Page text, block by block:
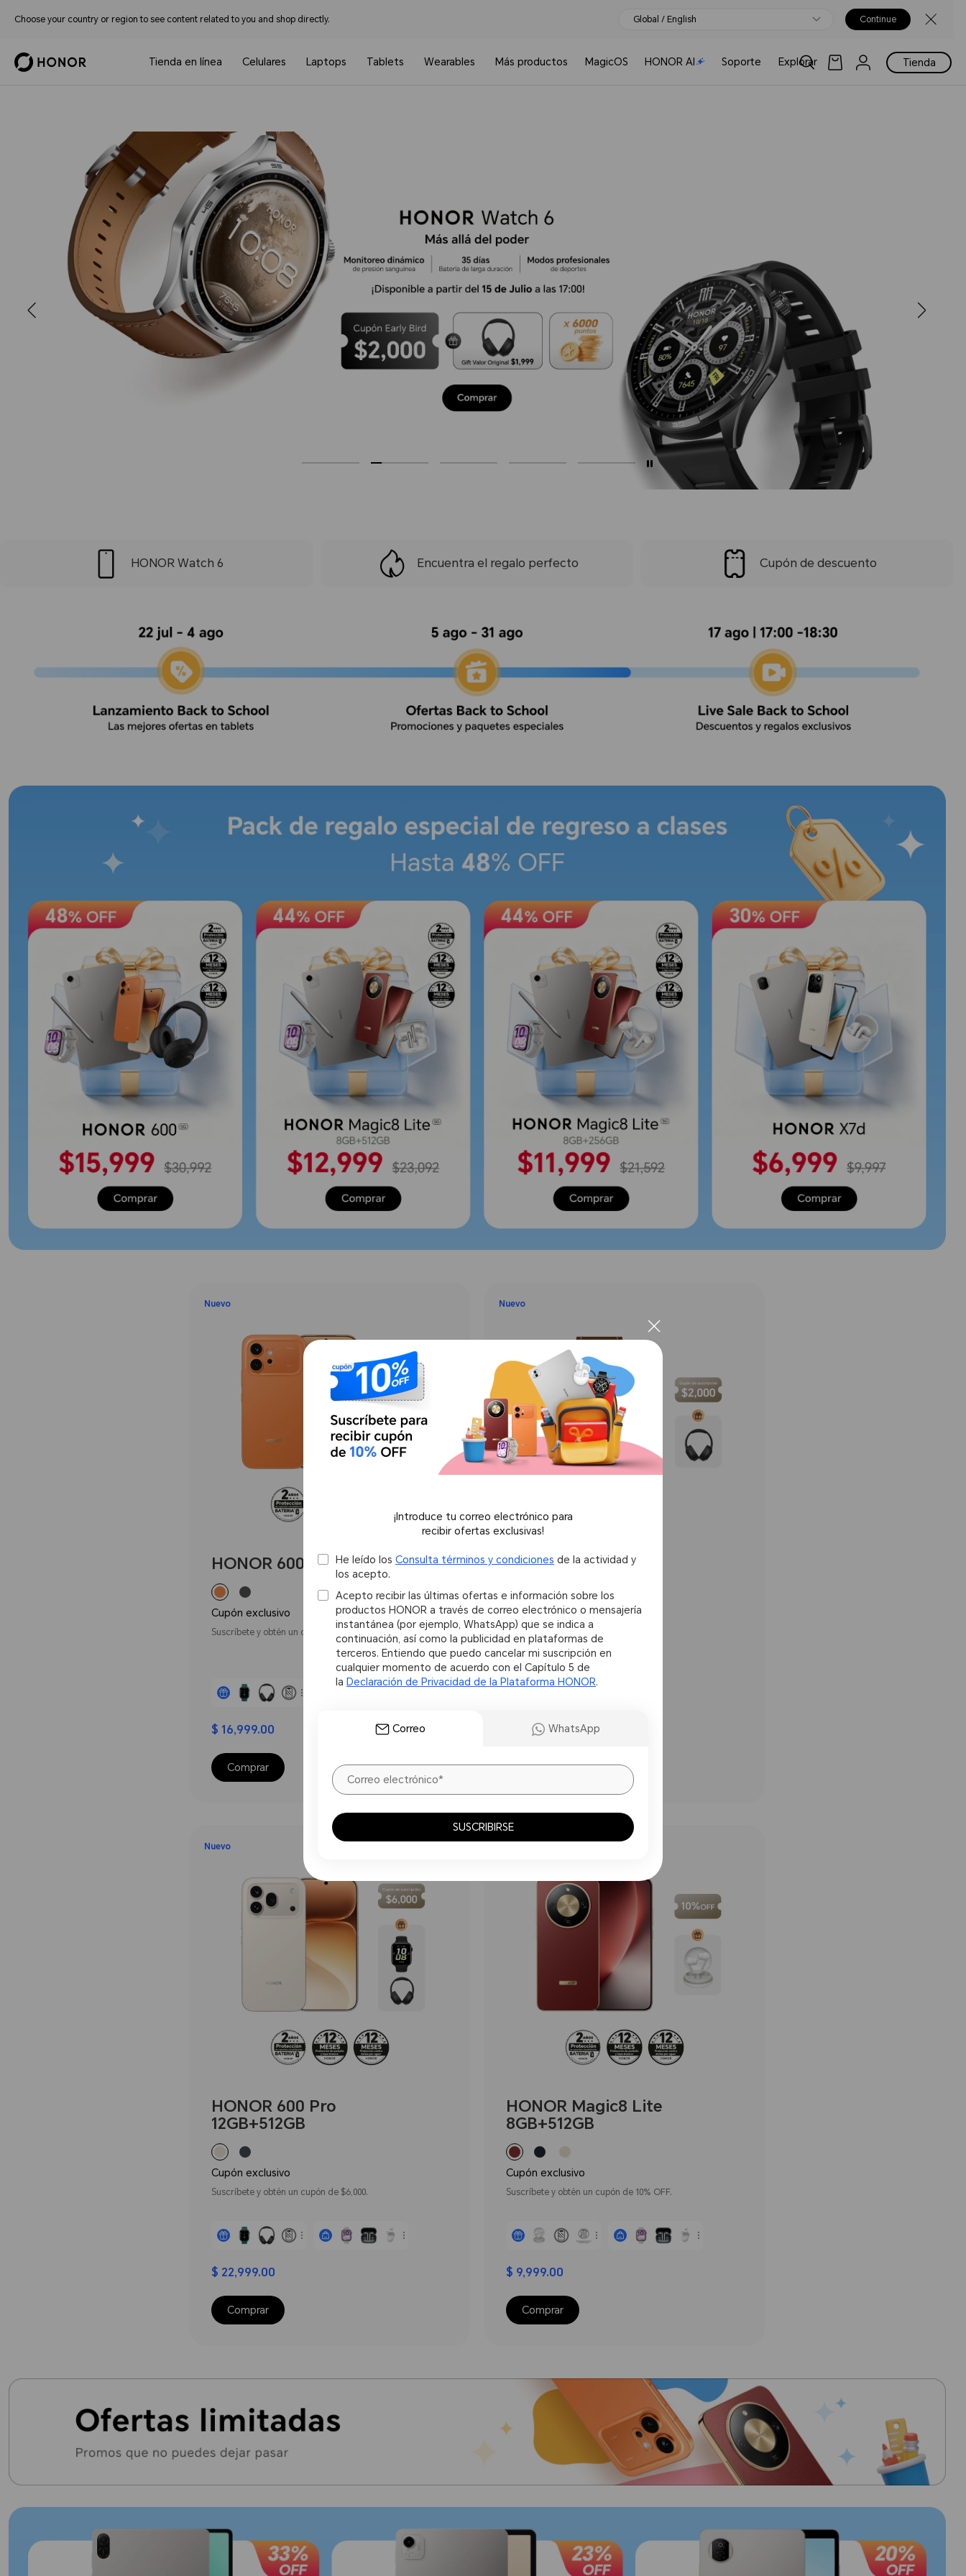
Choose your country or region to see content related to you and shop directly. Global / English Continue
Tienda en línea Celulares Laptops Tablets Wearables Más productos MagicOS HONOR AI Soporte Explorar Tienda
close
¡Introduce tu correo electrónico para
recibir ofertas exclusivas!
He leído los Consulta términos y condiciones de la actividad y
los acepto.
Acepto recibir las últimas ofertas e información sobre los
productos HONOR a través de correo electrónico o mensajería
instantánea (por ejemplo, WhatsApp) que se indica a
continuación, así como la publicidad en plataformas de
terceros. Entiendo que puedo cancelar mi suscripción en
cualquier momento de acuerdo con el Capítulo 5 de
la Declaración de Privacidad de la Plataforma HONOR.
Correo WhatsApp
SUSCRIBIRSE
HONOR Watch 6 Encuentra el regalo perfecto Cupón de descuento
Nuevo
HONOR 600 12GB+512GB
Cupón exclusivo
Suscríbete y obtén un cupón de $4,500.
$ 16,999.00
Comprar
Nuevo
HONOR Watch 6
Cupón exclusivo
Suscríbete y obtén un cupón de $2,000.
$ 5,999.00
Comprar
Nuevo
HONOR 600 Pro
12GB+512GB
Cupón exclusivo
Suscríbete y obtén un cupón de $6,000.
$ 22,999.00
Comprar
HONOR Magic8 Lite
8GB+512GB
Cupón exclusivo
Suscríbete y obtén un cupón de 10% OFF.
$ 9,999.00
Comprar